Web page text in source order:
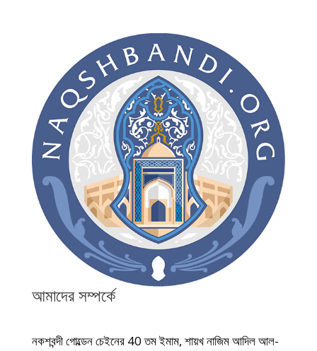
আমাদের সম্পর্কে
নকশবন্দী গোল্ডেন চেইনের 40 তম ইমাম, শায়খ নাজিম আদিল আল-